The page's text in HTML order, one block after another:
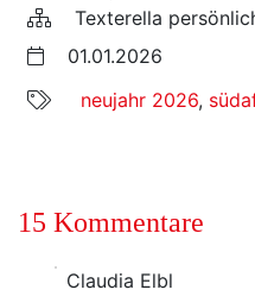
Texterella
01.01.2026
neujahr 2026,
15 Kommentare
Claudia Elbl